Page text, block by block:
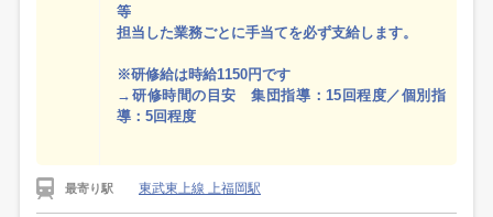
等
担当した業務ごとに手当てを必ず支給します。
※研修給は時給1150円です
→研修時間の目安 集団指導：15回程度／個別指
導：5回程度
最寄り駅 東武東上線 上福岡駅